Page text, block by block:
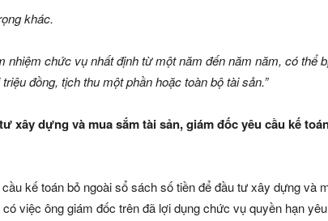
khác.
nhiệm chức vụ nhất định từ một năm đến năm năm, có thể
đồng, tịch thu một phần hoặc toàn bộ tài sản.”
xây dựng và mua sắm tài sản, giám đốc yêu cầu kế
kế toán bỏ ngoài sổ sách số tiền để đầu tư xây dựng và
việc ông giám đốc trên đã lợi dụng chức vụ quyền hạn